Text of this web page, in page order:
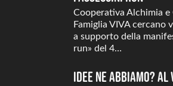
Cooperativa Alchimia
Famiglia VIVA
a supporto della
run» del 4…
Idee ne abbiamo?